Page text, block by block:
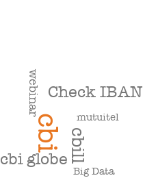
cbi cbill
cbi globe
Check IBAN
webinar
mutuitel
Big Data